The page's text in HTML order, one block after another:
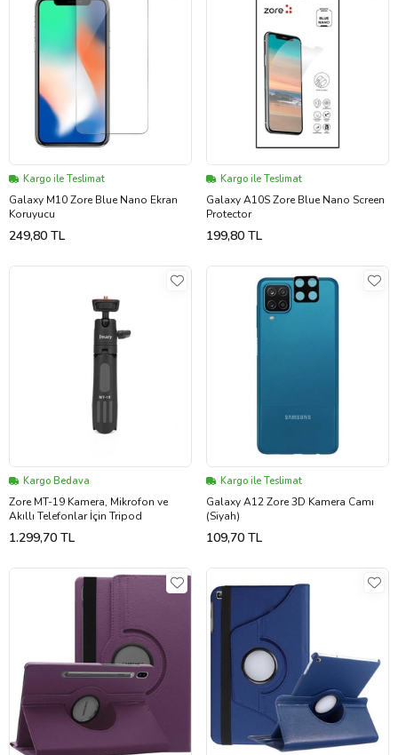
Kargo ile Teslimat
Galaxy M10 Zore Blue Nano Ekran
Koruyucu
249,80 TL
Kargo ile Teslimat
Galaxy A10S Zore Blue Nano Screen
Protector
199,80 TL
Kargo Bedava
Zore MT-19 Kamera, Mikrofon ve
Akıllı Telefonlar İçin Tripod
1.299,70 TL
Kargo ile Teslimat
Galaxy A12 Zore 3D Kamera Camı
(Siyah)
109,70 TL